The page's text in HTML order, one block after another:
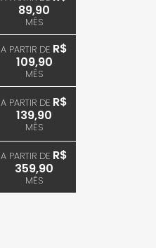
89,90
MÊS
A PARTIR DE R$
109,90
MÊS
A PARTIR DE R$
139,90
MÊS
A PARTIR DE R$
359,90
MÊS